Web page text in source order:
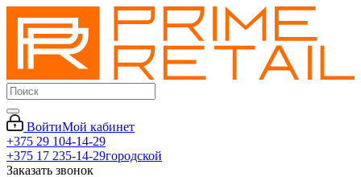
ВойтиМой кабинет
+375 29 104-14-29
+375 17 235-14-29городской
Заказать звонок